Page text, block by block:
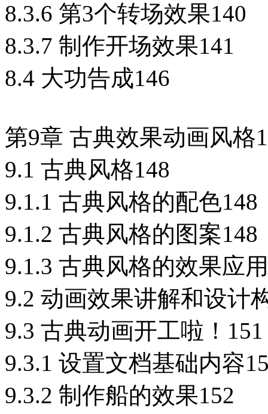
8.3.6 第3个转场效果140
8.3.7 制作开场效果141
8.4 大功告成146
第9章 古典效果动画风格
9.1 古典风格148
9.1.1 古典风格的配色148
9.1.2 古典风格的图案148
9.1.3 古典风格的效果应
9.2 动画效果讲解和设计
9.3 古典动画开工啦！151
9.3.1 设置文档基础内容
9.3.2 制作船的效果152